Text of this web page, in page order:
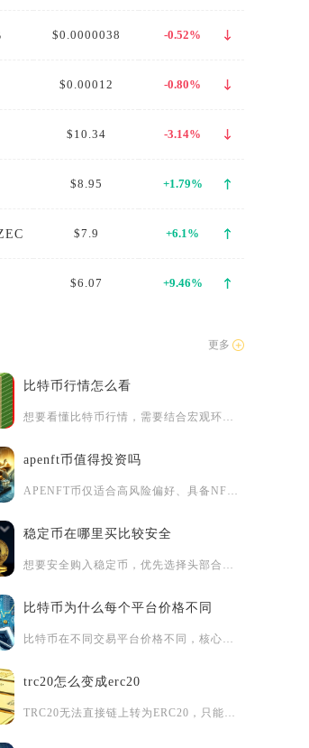
$0.0000038 -0.52%
$0.00012 -0.80%
$10.34 -3.14%
$8.95 +1.79%
$7.9 +6.1%
$6.07 +9.46%
更多
比特币行情怎么看
想要看懂比特币行情，需要结合宏观环境、技术盘面、链上数据以及...
apenft币值得投资吗
APENFT币仅适合高风险偏好、具备NFT行业认知的投资者小...
稳定币在哪里买比较安全
想要安全购入稳定币，优先选择头部合规交易所P2P通道、香港持...
比特币为什么每个平台价格不同
比特币在不同交易平台价格不同，核心原因是它没有全球统一定价机...
trc20怎么变成erc20
TRC20无法直接链上转为ERC20，只能通过中心化交易所中...